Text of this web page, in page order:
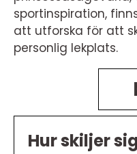
sportinspiration,
att utforska för att
personlig lekplats.
Hur skiljer